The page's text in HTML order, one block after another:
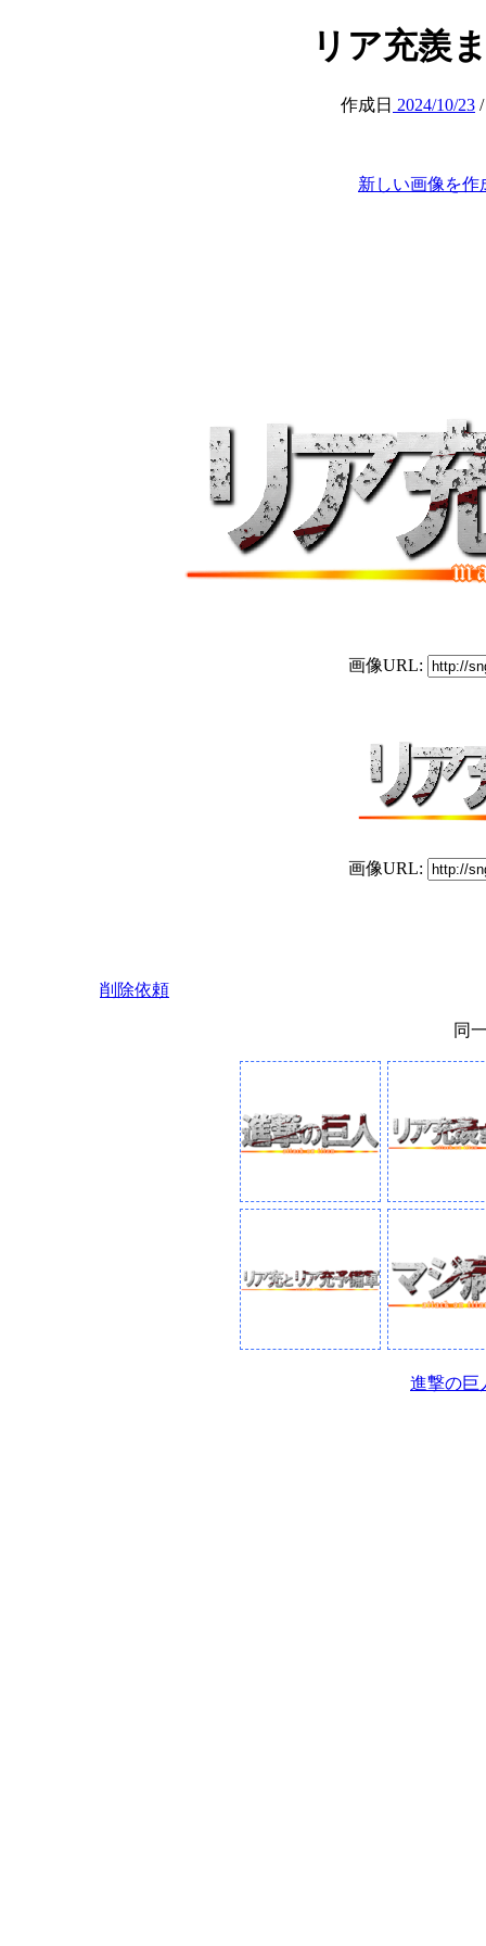
リア充羨
作成日 2024/10/23
新しい画像を作
画像URL:
画像URL:
削除依頼
同
進撃の巨